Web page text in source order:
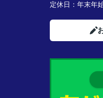
定休日： 年末年